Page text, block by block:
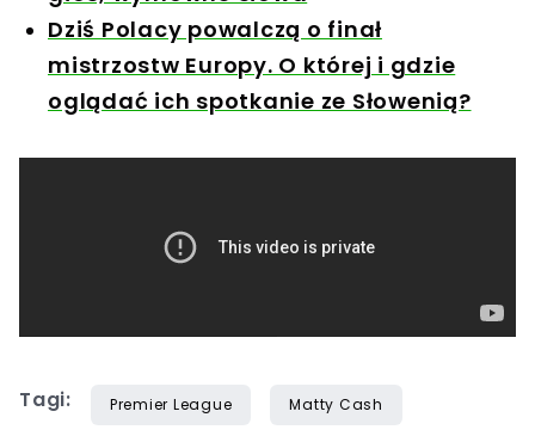
Dziś Polacy powalczą o finał
mistrzostw Europy. O której i gdzie
oglądać ich spotkanie ze Słowenią?
Tagi: Premier League Matty Cash